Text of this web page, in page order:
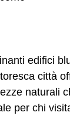
edifici
città
naturali
per chi